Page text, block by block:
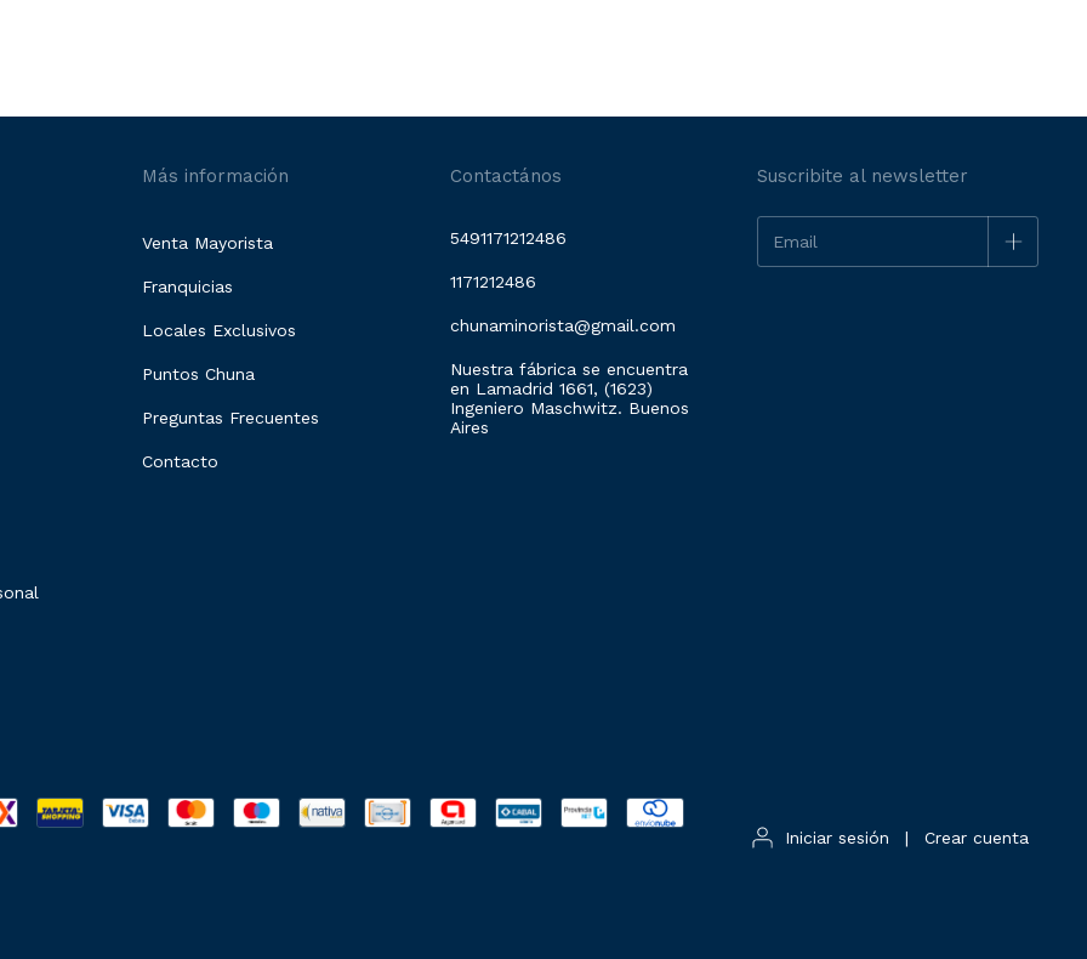
Más información
Venta Mayorista
Franquicias
Locales Exclusivos
Puntos Chuna
Preguntas Frecuentes
Contacto
Contactános
5491171212486
1171212486
chunaminorista@gmail.com
Nuestra fábrica se encuentra
en Lamadrid 1661, (1623)
Ingeniero Maschwitz. Buenos
Aires
Suscribite al newsletter
Iniciar sesión | Crear cuenta